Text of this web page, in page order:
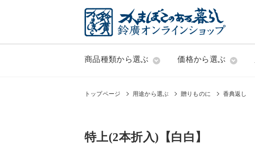
商品種類から選ぶ 価格から選ぶ
トップページ 用途から選ぶ 贈りものに 香典返し
特上(2本折入)【白白】